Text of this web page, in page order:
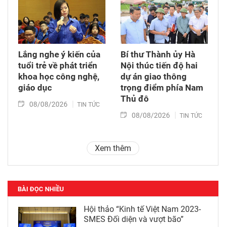
Lắng nghe ý kiến của
tuổi trẻ về phát triển
khoa học công nghệ,
giáo dục
08/08/2026 TIN TỨC
Bí thư Thành ủy Hà
Nội thúc tiến độ hai
dự án giao thông
trọng điểm phía Nam
Thủ đô
08/08/2026 TIN TỨC
Xem thêm
BÀI ĐỌC NHIỀU
Hội thảo “Kinh tế Việt Nam 2023-
SMES Đối diện và vượt bão”